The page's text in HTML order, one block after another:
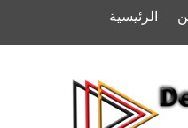
الرئيسية